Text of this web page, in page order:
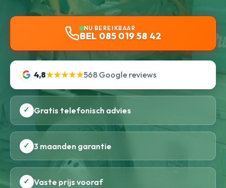
NU BEREIKBAAR
BEL 085 019 58 42
4,8★★★★★568 Google reviews
✓ Gratis telefonisch advies
✓ 3 maanden garantie
✓ Vaste prijs vooraf